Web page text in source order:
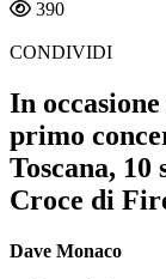
390
CONDIVIDI
In
primo
Toscana,
Croce di
Dave Monaco